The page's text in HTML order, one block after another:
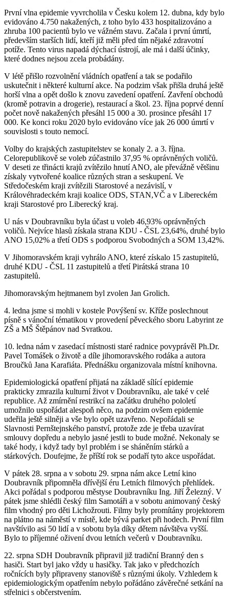
První vlna epidemie vyvrcholila v Česku kolem 12. dubna, kdy bylo
evidováno 4.750 nakažených, z toho bylo 433 hospitalizováno a
zhruba 100 pacientů bylo ve vážném stavu. Začala i první úmrtí,
především starších lidí, kteří již měli před tím nějaké zdravotní
potíže. Tento virus napadá dýchací ústrojí, ale má i další účinky,
které dodnes nejsou zcela probádány.
V létě přišlo rozvolnění vládních opatření a tak se podařilo
uskutečnit i některé kulturní akce. Na podzim však přišla druhá ještě
horší vlna a opět došlo k znovu zavedení opatření. Zavření obchodů
(kromě potravin a drogerie), restaurací a škol. 23. října poprvé denní
počet nově nakažených přesáhl 15 000 a 30. prosince přesáhl 17
000. Ke konci roku 2020 bylo evidováno více jak 26 000 úmrtí v
souvislosti s touto nemocí.
Volby do krajských zastupitelstev se konaly 2. a 3. října.
Celorepublikově se voleb zúčastnilo 37,95 % oprávněných voličů.
V deseti ze třinácti krajů zvítězilo hnutí ANO, ale převážně většinu
získaly vytvořené koalice různých stran a seskupení. Ve
Středočeském kraji zvítězili Starostové a nezávislí, v
Královéhradeckém kraji koalice ODS, STAN,VČ a v Libereckém
kraji Starostové pro Liberecký kraj.
U nás v Doubravníku byla účast u voleb 46,93% oprávněných
voličů. Nejvíce hlasů získala strana KDU - ČSL 23,64%, druhé bylo
ANO 15,02% a třetí ODS s podporou Svobodných a SOM 13,42%.
V Jihomoravském kraji vyhrálo ANO, které získalo 15 zastupitelů,
druhé KDU - ČSL 11 zastupitelů a třetí Pirátská strana 10
zastupitelů.
Jihomoravským hejtmanem byl zvolen Jan Grolich.
4. ledna jsme si mohli v kostele Povýšení sv. Kříže poslechnout
písně s vánoční tématikou v provedení pěveckého sboru Labyrint ze
ZŠ a MŠ Štěpánov nad Svratkou.
10. ledna nám v zasedací místnosti staré radnice povyprávěl Ph.Dr.
Pavel Tomášek o životě a díle jihomoravského rodáka a autora
Broučků Jana Karafiáta. Přednášku organizovala místní knihovna.
Epidemiologická opatření přijatá na základě sílící epidemie
prakticky zmrazila kulturní život v Doubravníku, ale také v celé
republice. Až zmírnění restrikcí na začátku druhého pololetí
umožnilo uspořádat alespoň něco, na podzim ovšem epidemie
udeřila ještě silněji a vše bylo opět uzavřeno. Nepořádali se
Slavnosti Pernštejnského panství, protože zde je třeba uzavírat
smlouvy dopředu a nebylo jasné jestli to bude možné. Nekonaly se
také hody, i když tady byl problém i se sháněním stárků a
stárkových. Doufejme, že příští rok se podaří tyto akce uspořádat.
V pátek 28. srpna a v sobotu 29. srpna nám akce Letní kino
Doubravník připomněla dřívější éru Letních filmových přehlídek.
Akci pořádal s podporou městyse Doubravníku Ing. Jiří Železný. V
pátek jsme shlédli český film Samotáři a v sobotu animovaný český
film vhodný pro děti Lichožrouti. Filmy byly promítány projektorem
na plátno na náměstí v místě, kde bývá parket při hodech. První film
navštívilo asi 50 lidí a v sobotu byla díky dětem návštěva vyšší.
Bylo to příjemné oživení dvou letních večerů v Doubravníku.
22. srpna SDH Doubravník připravil již tradiční Branný den s
hasiči. Start byl jako vždy u hasičky. Tak jako v předchozích
ročnících byly připraveny stanoviště s různými úkoly. Vzhledem k
epidemiologickým opatřením nebylo pořádáno závěrečné setkání na
střelnici s občerstvením.